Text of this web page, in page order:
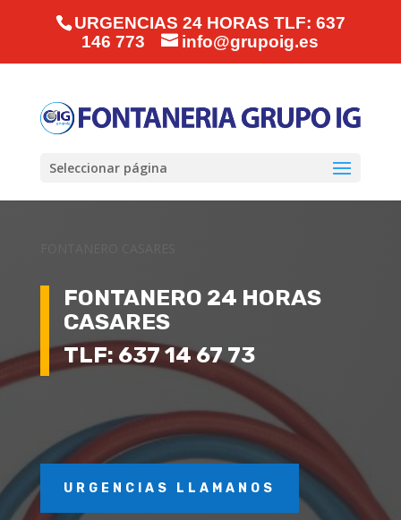
URGENCIAS 24 HORAS TLF: 637
146 773
info@grupoig.es
Seleccionar página
FONTANERO 24 HORAS
CASARES
TLF: 637 14 67 73
URGENCIAS LLAMANOS